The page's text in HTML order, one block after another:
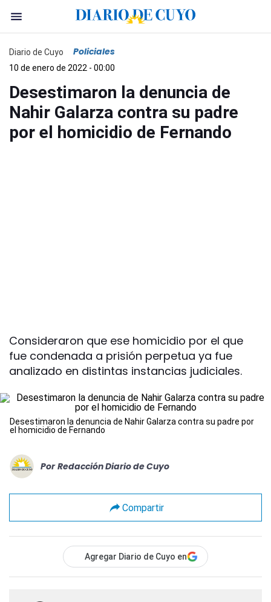
Diario de Cuyo Policiales
10 de enero de 2022 - 00:00
Desestimaron la denuncia de
Nahir Galarza contra su padre
por el homicidio de Fernando
Consideraron que ese homicidio por el que
fue condenada a prisión perpetua ya fue
analizado en distintas instancias judiciales.
Desestimaron la denuncia de Nahir Galarza contra su padre por
el homicidio de Fernando
Por Redacción Diario de Cuyo
Compartir
Agregar Diario de Cuyo en